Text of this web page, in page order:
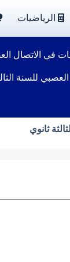
الرياضيات
في الاتصال
للسنة
ثانوي